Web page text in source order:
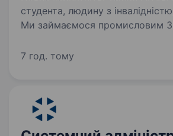
студента, людину з
Ми займаємося промисловим
людину, яка стане голосом
Київ…
7 год. тому